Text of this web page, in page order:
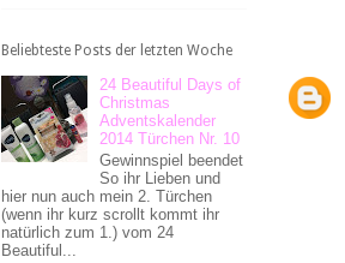
Beliebteste Posts der letzten Woche
24 Beautiful Days of
Christmas
Adventskalender
2014 Türchen Nr. 10
Gewinnspiel beendet
So ihr Lieben und
hier nun auch mein 2. Türchen
(wenn ihr kurz scrollt kommt ihr
natürlich zum 1.) vom 24
Beautiful...